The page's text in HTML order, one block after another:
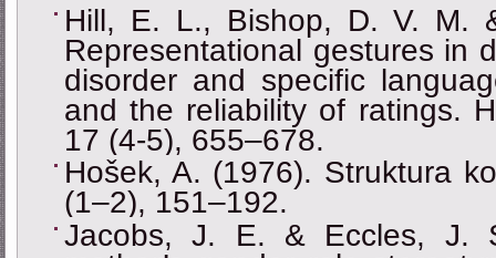
Hill, E. L., Bishop, D. V. M.
Representational gestures in
disorder and specific
and the reliability of ratings.
17 (4-5), 655–678.
Hošek, A. (1976). Struktura
(1–2), 151–192.
Jacobs, J. E. & Eccles, J.